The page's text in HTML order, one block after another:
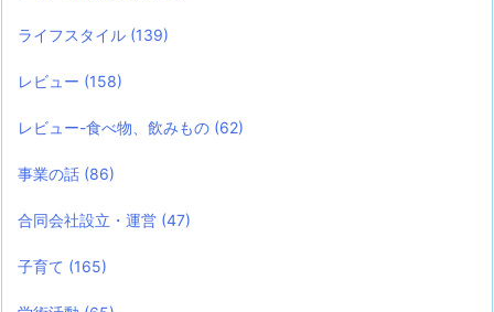
ライフスタイル (139)
レビュー (158)
レビュー-食べ物、飲みもの (62)
事業の話 (86)
合同会社設立・運営 (47)
子育て (165)